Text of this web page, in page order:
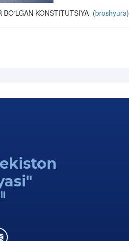
BO‘LGAN KONSTITUTSIYA (broshyura)